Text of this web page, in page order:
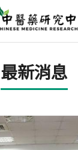
頁
展重點)
to Navigation
to Main content
最新消息